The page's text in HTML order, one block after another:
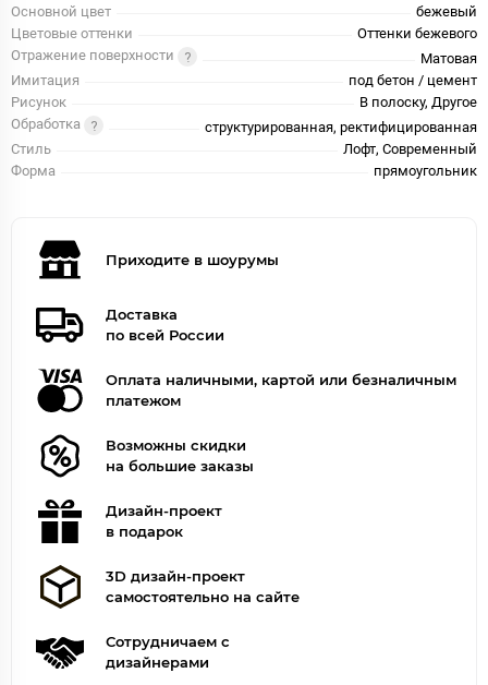
Основной цвет
бежевый
Цветовые оттенки
Оттенки бежевого
Отражение поверхности
Матовая
Имитация
под бетон / цемент
Рисунок
В полоску, Другое
Обработка
структурированная, ректифицированная
Стиль
Лофт, Современный
Форма
прямоугольник
Приходите в шоурумы
Доставка
по всей России
Оплата наличными, картой или безналичным
платежом
Возможны скидки
на большие заказы
Дизайн-проект
в подарок
3D дизайн-проект
самостоятельно на сайте
Сотрудничаем с
дизайнерами